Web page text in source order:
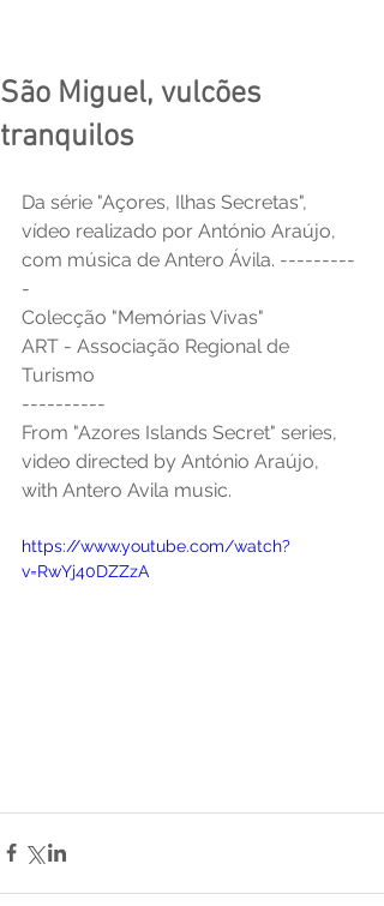
São Miguel, vulcões
tranquilos
Da série "Açores, Ilhas Secretas",
vídeo realizado por António Araújo,
com música de Antero Ávila. ---------
-
Colecção "Memórias Vivas"
ART - Associação Regional de
Turismo
----------
From "Azores Islands Secret" series,
video directed by António Araújo,
with Antero Avila music.
https://www.youtube.com/watch?
v=RwYj40DZZzA